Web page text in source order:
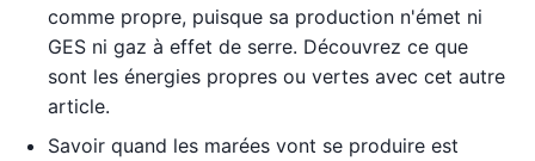
comme propre, puisque sa production n'émet ni
GES ni gaz à effet de serre. Découvrez ce que
sont les énergies propres ou vertes avec cet autre
article.
Savoir quand les marées vont se produire est